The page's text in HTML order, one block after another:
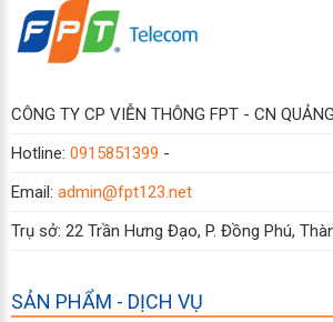
CÔNG TY CP VIỄN THÔNG FPT - CN
Hotline: 0915851399 -
Email: admin@fpt123.net
Trụ sở: 22 Trần Hưng Đạo, P. Đồng Phú,
SẢN PHẨM - DỊCH VỤ